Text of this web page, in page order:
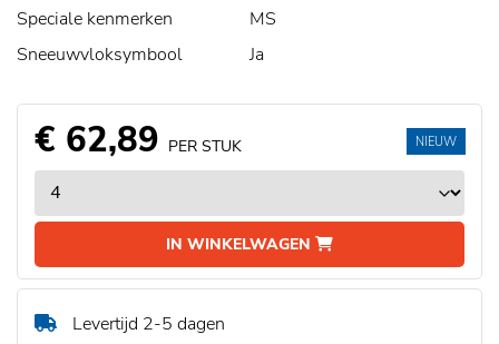
Speciale kenmerken
MS
Sneeuwvloksymbool
Ja
€ 62,89 PER STUK
IN WINKELWAGEN
NIEUW
Levertijd 2-5 dagen